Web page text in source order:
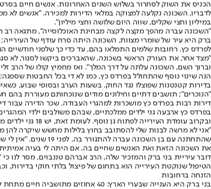
הכניס את השוק לסחרור בשלוש השנים האחרונות. אנשים חיים
במיליון וחצי שקלים, שווה היום שלושה וחצי מיליון".
"השכונה עברה מהפך מקצה לקצה מבחינת האוכלוסייה", מתגאה רב
ברק היא עיר של שומרי מצוות, השכונה היתה סרח עודף של
לפרדס כץ. רחובות שלמים התמלאו בהם, עד כדי כך שלפני
"מצד אחר, את העורק הראשי בשכונה, שהאברכים ביקשו לסגור, לא
וברוך השם, השכונה עלתה על דרך המלך". ואז מחמיץ קולו של הרב
בדירות קטנטנות שפוצלו נגד החוק. בשעות הערב ובסופי שבוע,
"הנוכרים"; תושבים דתיים וחילונים מודים שנוכחותם מעוררת
דירות רבות בפרדס כץ מושכרות למהגרי העבודה. שכר הדירה עבור דירת חמישה חדרים עומד על 7,000 שקלים, בדומה לערים אחרות בגוש דן, "ולתוך
בפרדס כץ ארבעה גני ילדים ממלכתיים, שבהם משולבים ילדי
ובקרוב עומדת העירייה לפתוח גן נוסף. לעומת זאת, יש 18 גני ילדים ממלכתיים־דתיים ושלושה גנים חרדיים, שמפעילה עמותה חרדית, ובקריית הרצוג יש יותר מ־20 גני ילדים חרדים שמשמשים את דיירי השכונה.
"אני לא מרשה לבנות שלי להסתובב בחוץ בלילות מחשש שיקרה
שהתחתנה עם בן
את השכונה הזאת ואת האנשים שחיים בה. אם היתה לי בעיה
דובר עיריית בני ברק והמזכיר שלה, הרב אברהם טננבוים, מסר
הטיפול שנוקטת העירייה הוא בתחום של פיצול בלתי חוקי בדירות,
הזנחה ברחובות
בני ברק היא הענייה שבערי הארץ: